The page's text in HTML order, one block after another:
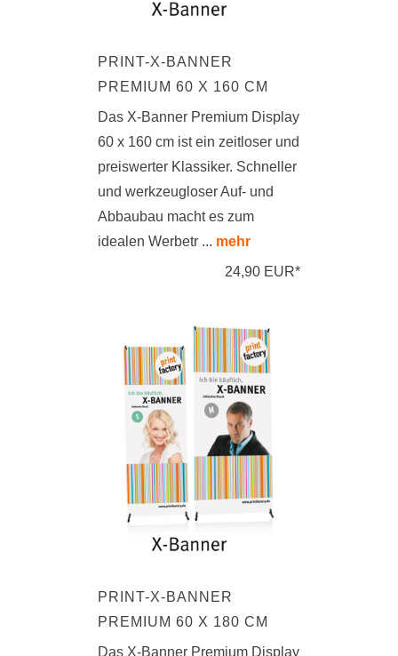
PRINT-X-BANNER
PREMIUM 60 X 160 CM
Das X-Banner Premium Display
60 x 160 cm ist ein zeitloser und
preiswerter Klassiker. Schneller
und werkzeugloser Auf- und
Abbaubau macht es zum
idealen Werbetr ... mehr
24,90 EUR*
PRINT-X-BANNER
PREMIUM 60 X 180 CM
Das X-Banner Premium Display